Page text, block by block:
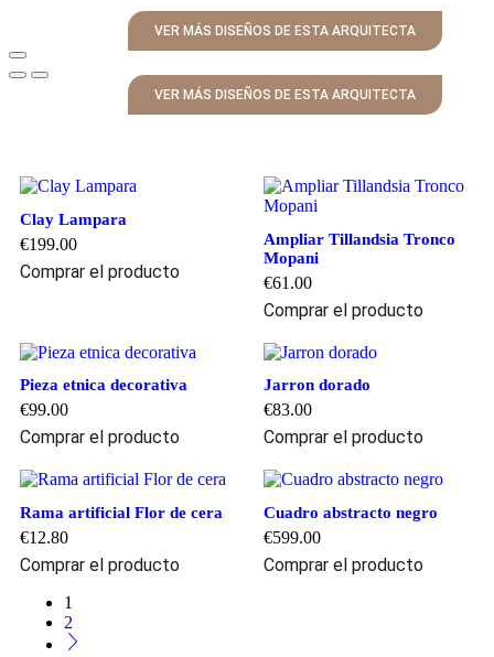
VER MÁS DISEÑOS DE ESTA ARQUITECTA
VER MÁS DISEÑOS DE ESTA ARQUITECTA
Clay Lampara
€199.00
Comprar el producto
Ampliar Tillandsia Tronco
Mopani
€61.00
Comprar el producto
Pieza etnica decorativa
€99.00
Comprar el producto
Jarron dorado
€83.00
Comprar el producto
Rama artificial Flor de cera
€12.80
Comprar el producto
Cuadro abstracto negro
€599.00
Comprar el producto
1
2